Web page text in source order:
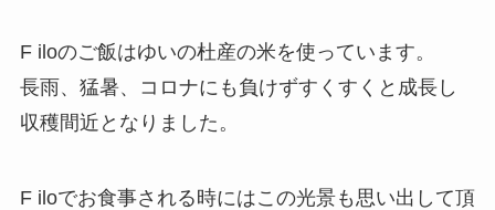
F iloのご飯はゆいの杜産の米を使っています。
長雨、猛暑、コロナにも負けずすくすくと成長し
収穫間近となりました。
F iloでお食事される時にはこの光景も思い出して頂